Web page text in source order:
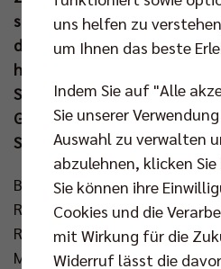
sich der Deutsche
der Stadt Berlin eintragen
herzlich von der Senatorin
Spranger, in Empfang
Gelegenheit nutzten
Spitzenpolitik für ein
Bereits zum vierten Mal
Recycling Volleys im
Rathauses, wo dem alten
Meister erneut eine große
uns helfen zu
um Ihnen das beste
Indem Sie auf "Alle
Sie unserer
Auswahl zu verwalten
abzulehnen, klicken
Sie können ihre
Cookies und die
mit Wirkung für die
Widerruf lässt die